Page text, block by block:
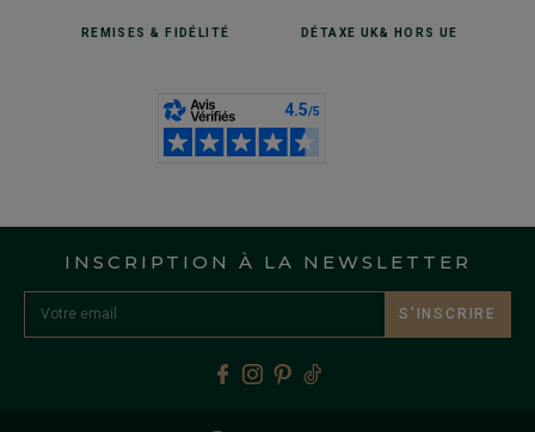
REMISES& FIDÉLITÉ DÉTAXE UK& HORS UE
INSCRIPTION À LA NEWSLETTER
S’INSCRIRE